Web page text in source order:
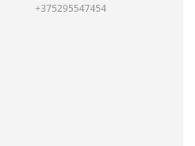
+375295547454